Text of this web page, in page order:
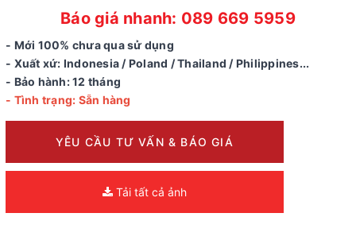
Báo giá nhanh: 089 669 5959
- Mới 100% chưa qua sử dụng
- Xuất xứ: Indonesia / Poland / Thailand / Philippines...
- Bảo hành: 12 tháng
- Tình trạng: Sẵn hàng
YÊU CẦU TƯ VẤN & BÁO GIÁ
Tải tất cả ảnh